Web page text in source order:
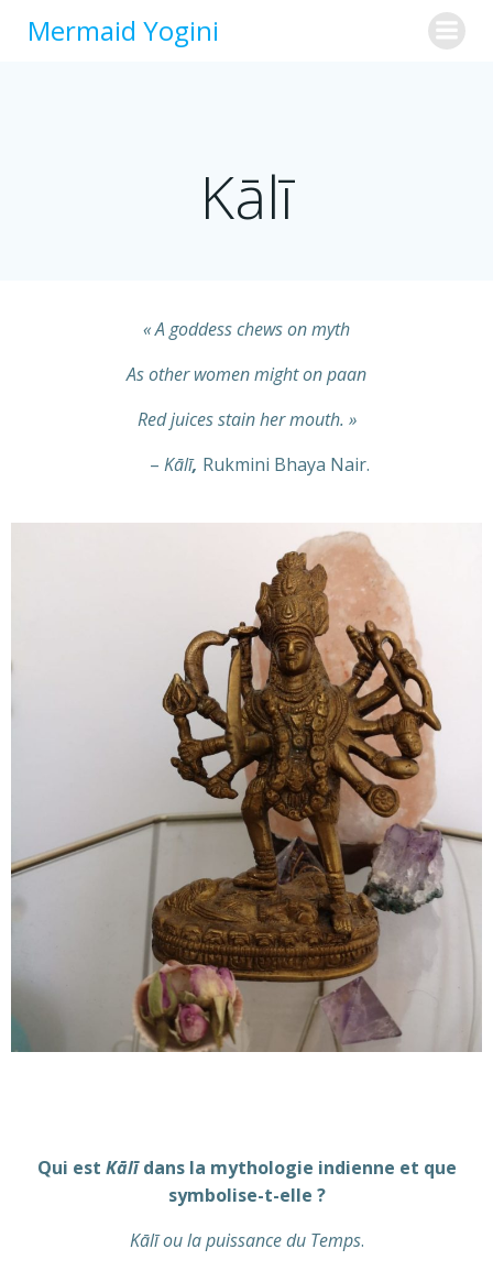
Mermaid Yogini
Kālī
« A goddess chews on myth
As other women might on paan
Red juices stain her mouth. »
– Kālī, Rukmini Bhaya Nair.
Qui est Kālīdans la mythologie indienne et que
symbolise-t-elle ?
Kālī ou la puissance du Temps.